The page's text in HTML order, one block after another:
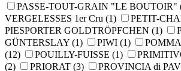
PASSE-TOUT-GRAIN "LE BOUTOIR"
VERGELESSES 1er Cru (1) PETIT-
PIESPORTER GOLDTRÖPFCHEN (1)
GÜNTERSLAY (1) PIWI (1)
(12)
POUILLY-FUISSE (1)
(2)
PRIORAT (3) PROVINCIA di